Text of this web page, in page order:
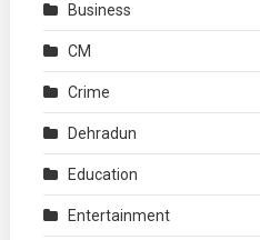
Business
CM
Crime
Dehradun
Education
Entertainment